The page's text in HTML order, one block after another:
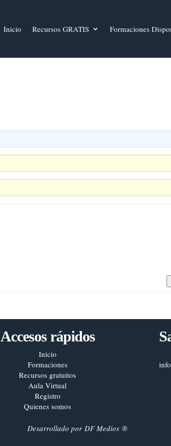
Inicio Recursos GRATIS Formaciones
Accesos rápidos
Inicio
Formaciones
Recursos gratuitos
Aula Virtual
Registro
Quienes somos
Desarrollado por DF Medios®